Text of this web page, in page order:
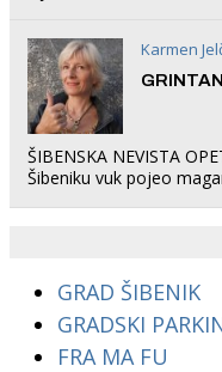
Karmen
ŠIBENSKA NEVISTA
Šibeniku vuk pojeo
GRAD ŠIBENIK
GRADSKI
FRA MA FU